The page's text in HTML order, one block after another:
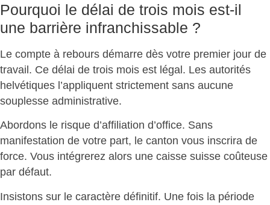
Pourquoi le délai de trois mois est-il
une barrière infranchissable ?
Le compte à rebours démarre dès votre premier jour de
travail. Ce délai de trois mois est légal. Les autorités
helvétiques l’appliquent strictement sans aucune
souplesse administrative.
Abordons le risque d’affiliation d’office. Sans
manifestation de votre part, le canton vous inscrira de
force. Vous intégrerez alors une caisse suisse coûteuse
par défaut.
Insistons sur le caractère définitif. Une fois la période